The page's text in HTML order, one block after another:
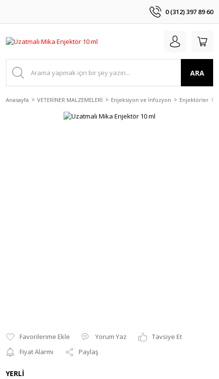
0 (312) 397 89 60
ARA
Anasayfa VETERİNER MALZEMELERİ Enjeksiyon ve İnfüzyon Enjektörler
Yorum Yaz
Tavsiye Et
Fiyat Alarmı
Paylaş
YERLİ